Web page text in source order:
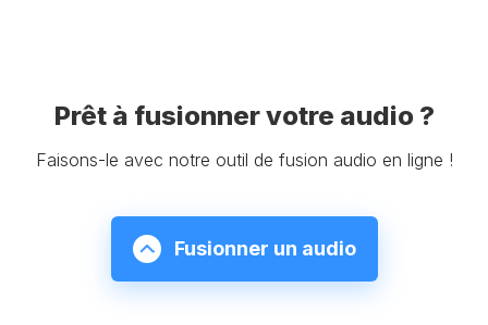
Prêt à fusionner votre audio ?
Faisons-le avec notre outil de fusion audio en ligne !
Fusionner un audio